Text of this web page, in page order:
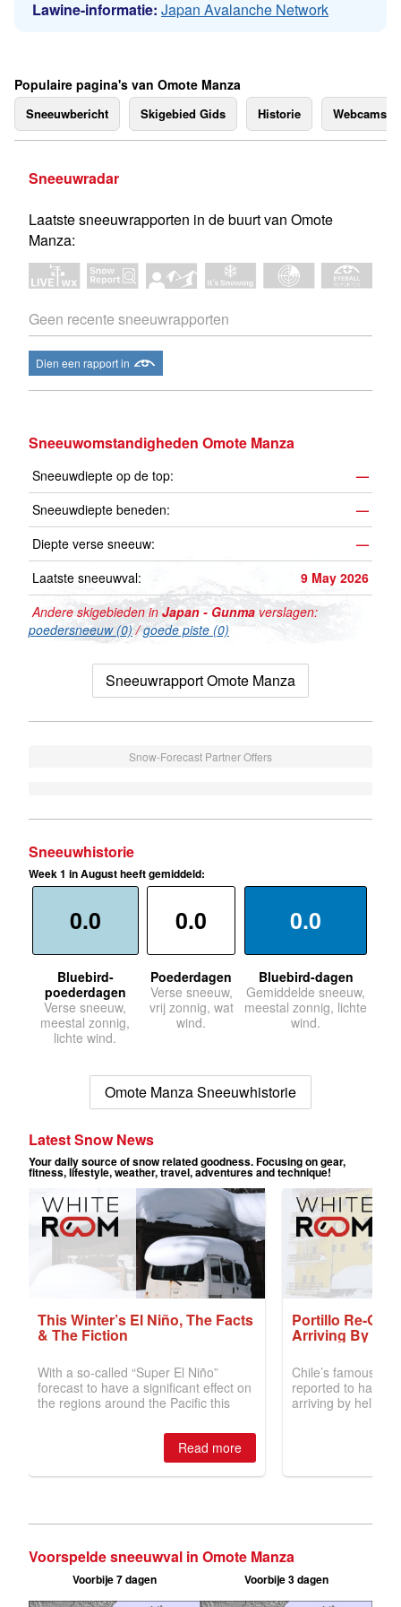
Lawine-informatie: Japan Avalanche Network
Populaire pagina's van Omote Manza
Sneeuwbericht Skigebied Gids Historie Webcams
Sneeuwradar
Laatste sneeuwrapporten in de buurt van Omote
Manza:
Geen recente sneeuwrapporten
Dien een rapport in
Sneeuwomstandigheden Omote Manza
Sneeuwdiepte op de top:
—
Sneeuwdiepte beneden:
—
Diepte verse sneeuw:
—
Laatste sneeuwval:
9 May 2026
Andere skigebieden in Japan - Gunma verslagen:
poedersneeuw (0)/goede piste (0)
Sneeuwrapport Omote Manza
Snow-Forecast Partner Offers
Sneeuwhistorie
Week 1 in August heeft gemiddeld:
0.0
Bluebird-
poederdagen
Verse sneeuw,
meestal zonnig,
lichte wind.
0.0
Poederdagen
Verse sneeuw,
vrij zonnig, wat
wind.
0.0
Bluebird-dagen
Gemiddelde sneeuw,
meestal zonnig, lichte
wind.
Omote Manza Sneeuwhistorie
Voorspelde sneeuwval in Omote Manza
Voorbije 7 dagen Voorbije 3 dagen